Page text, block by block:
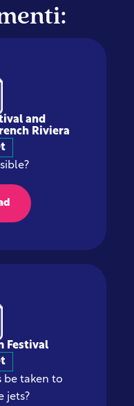
and
Riviera
Festival
be taken to
jets?